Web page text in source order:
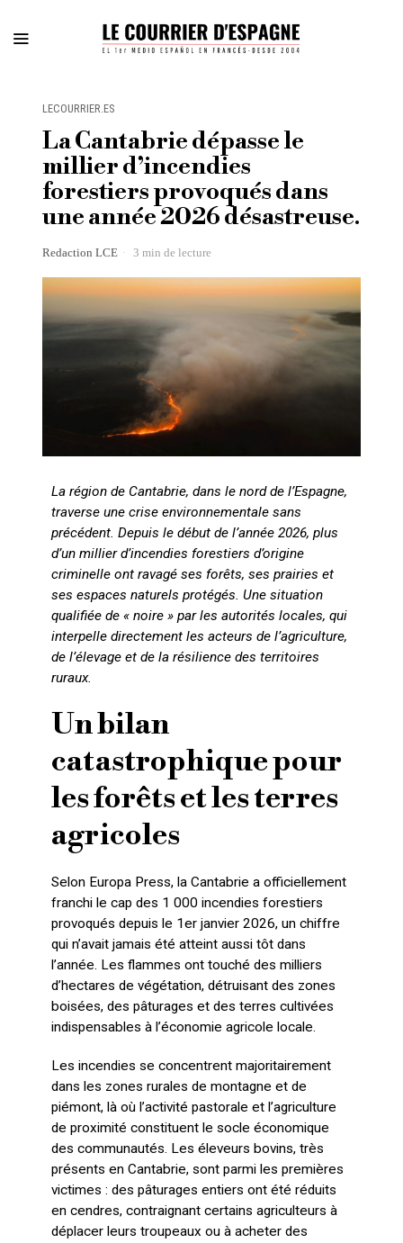
LECOURRIER.ES
La Cantabrie dépasse le
millier d’incendies
forestiers provoqués dans
une année 2026 désastreuse.
Redaction LCE 3 min de lecture
La région de Cantabrie, dans le nord de l’Espagne,
traverse une crise environnementale sans
précédent. Depuis le début de l’année 2026, plus
d’un millier d’incendies forestiers d’origine
criminelle ont ravagé ses forêts, ses prairies et
ses espaces naturels protégés. Une situation
qualifiée de « noire » par les autorités locales, qui
interpelle directement les acteurs de l’agriculture,
de l’élevage et de la résilience des territoires
ruraux.
Un bilan
catastrophique pour
les forêts et les terres
agricoles
Selon Europa Press, la Cantabrie a officiellement
franchi le cap des 1 000 incendies forestiers
provoqués depuis le 1er janvier 2026, un chiffre
qui n’avait jamais été atteint aussi tôt dans
l’année. Les flammes ont touché des milliers
d’hectares de végétation, détruisant des zones
boisées, des pâturages et des terres cultivées
indispensables à l’économie agricole locale.
Les incendies se concentrent majoritairement
dans les zones rurales de montagne et de
piémont, là où l’activité pastorale et l’agriculture
de proximité constituent le socle économique
des communautés. Les éleveurs bovins, très
présents en Cantabrie, sont parmi les premières
victimes : des pâturages entiers ont été réduits
en cendres, contraignant certains agriculteurs à
déplacer leurs troupeaux ou à acheter des